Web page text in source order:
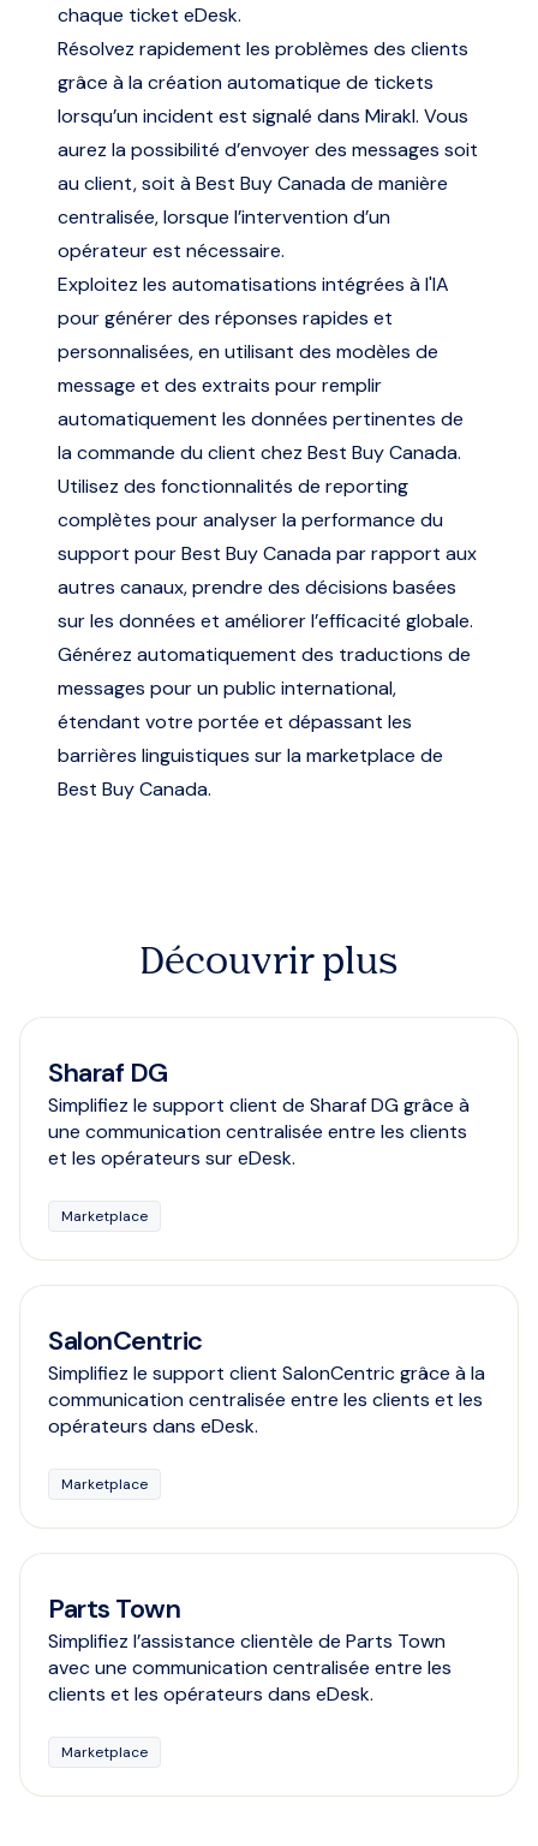
chaque ticket eDesk.
Résolvez rapidement les problèmes des clients
grâce à la création automatique de tickets
lorsqu’un incident est signalé dans Mirakl. Vous
aurez la possibilité d’envoyer des messages soit
au client, soit à Best Buy Canada de manière
centralisée, lorsque l’intervention d’un
opérateur est nécessaire.
Exploitez les automatisations intégrées à l'IA
pour générer des réponses rapides et
personnalisées, en utilisant des modèles de
message et des extraits pour remplir
automatiquement les données pertinentes de
la commande du client chez Best Buy Canada.
Utilisez des fonctionnalités de reporting
complètes pour analyser la performance du
support pour Best Buy Canada par rapport aux
autres canaux, prendre des décisions basées
sur les données et améliorer l’efficacité globale.
Générez automatiquement des traductions de
messages pour un public international,
étendant votre portée et dépassant les
barrières linguistiques sur la marketplace de
Best Buy Canada.
Découvrir plus
Sharaf DG
Simplifiez le support client de Sharaf DG grâce à
une communication centralisée entre les clients
et les opérateurs sur eDesk.
Marketplace
SalonCentric
Simplifiez le support client SalonCentric grâce à la
communication centralisée entre les clients et les
opérateurs dans eDesk.
Marketplace
Parts Town
Simplifiez l’assistance clientèle de Parts Town
avec une communication centralisée entre les
clients et les opérateurs dans eDesk.
Marketplace